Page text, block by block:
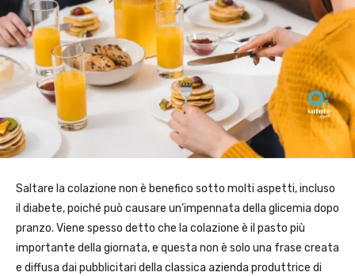
Saltare la colazione non è benefico sotto molti aspetti, incluso
il diabete, poiché può causare un’impennata della glicemia dopo
pranzo. Viene spesso detto che la colazione è il pasto più
importante della giornata, e questa non è solo una frase creata
e diffusa dai pubblicitari della classica azienda produttrice di